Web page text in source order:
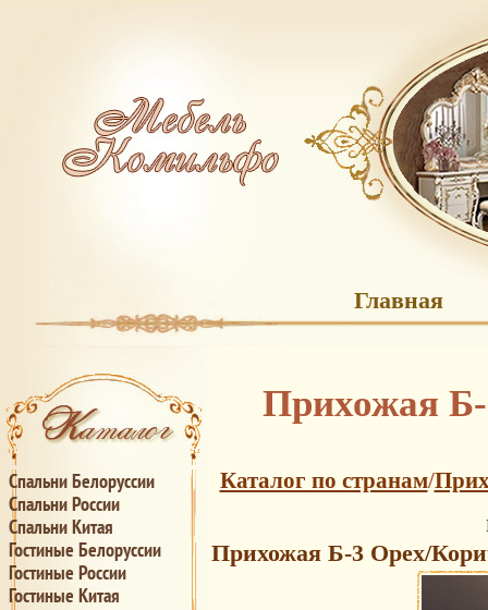
Главная
Спальни Белоруссии
Спальни России
Спальни Китая
Гостиные Белоруссии
Гостиные России
Гостиные Китая
Прихожая
Каталог по странам/
Прихожая Б-3 Орех/